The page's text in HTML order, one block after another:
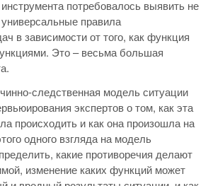
потребовалось выявить не
правила
в зависимости от того, как функция
Это – весьма большая
следственная модель ситуации
экспертов о том, как эта
происходить и как она произошла на
одного взгляда на модель
какие противоречия делают
изменение каких функций может